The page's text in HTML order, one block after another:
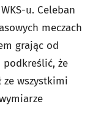
u. Celeban
meczach
grając od
że
ze wszystkimi